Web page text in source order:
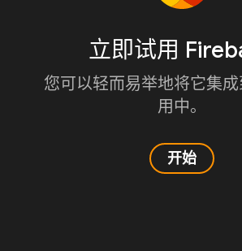
立即试用
您可以轻而易举地将它集
用中。
开始